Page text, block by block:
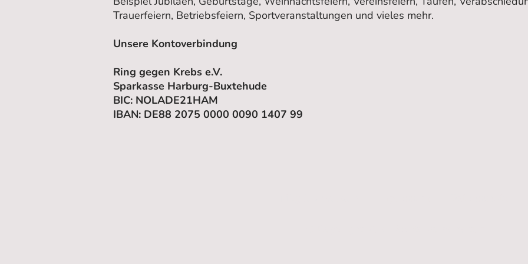
Trauerfeiern, Betriebsfeiern, Sportveranstaltungen und vieles mehr.
Unsere Kontoverbindung
Ring gegen Krebs e.V.
Sparkasse Harburg-Buxtehude
BIC: NOLADE21HAM
IBAN: DE88 2075 0000 0090 1407 99